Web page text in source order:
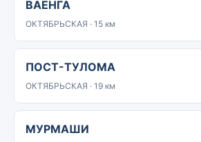
ВАЕНГА
ОКТЯБРЬСКАЯ · 15 км
ПОСТ-ТУЛОМА
ОКТЯБРЬСКАЯ · 19 км
МУРМАШИ